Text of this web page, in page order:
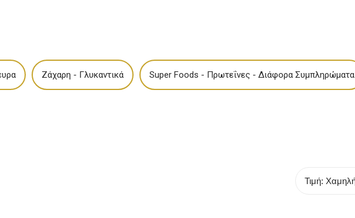
Αλείμματα - Μέλι
Μπαχαρικά – Βότανα –
Ζάχαρη - Γλυκαντικά Super Foods - Πρωτεΐνες - Διάφορα Συμπληρώματα